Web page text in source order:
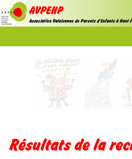
Résultats de la